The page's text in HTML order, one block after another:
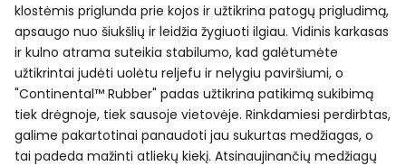
klostėmis priglunda prie kojos ir užtikrina patogų prigludimą,
apsaugo nuo šiukšlių ir leidžia žygiuoti ilgiau. Vidinis karkasas
ir kulno atrama suteikia stabilumo, kad galėtumėte
užtikrintai judėti uolėtu reljefu ir nelygiu paviršiumi, o
"Continental™ Rubber" padas užtikrina patikimą sukibimą
tiek drėgnoje, tiek sausoje vietovėje. Rinkdamiesi perdirbtas,
galime pakartotinai panaudoti jau sukurtas medžiagas, o
tai padeda mažinti atliekų kiekį. Atsinaujinančių medžiagų